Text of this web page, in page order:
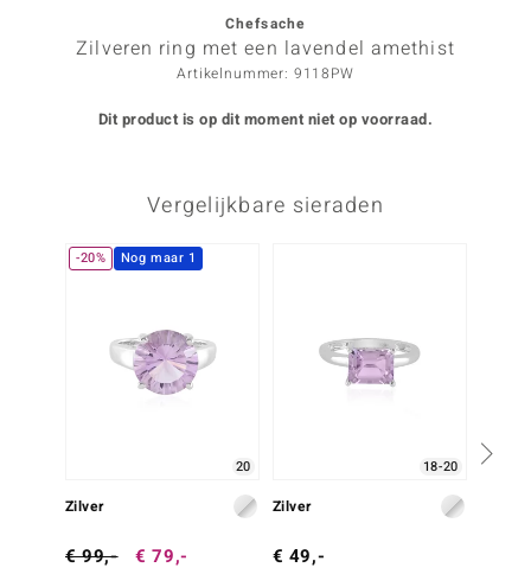
Collection
Chefsache
Zilveren ring met een lavendel amethist
Artikelnummer: 9118PW
Dit product is op dit moment niet op voorraad.
Vergelijkbare sieraden
-20% Nog maar 1
20
Zilver
€ 99,- € 79,-
18-20
Zilver
€ 49,-